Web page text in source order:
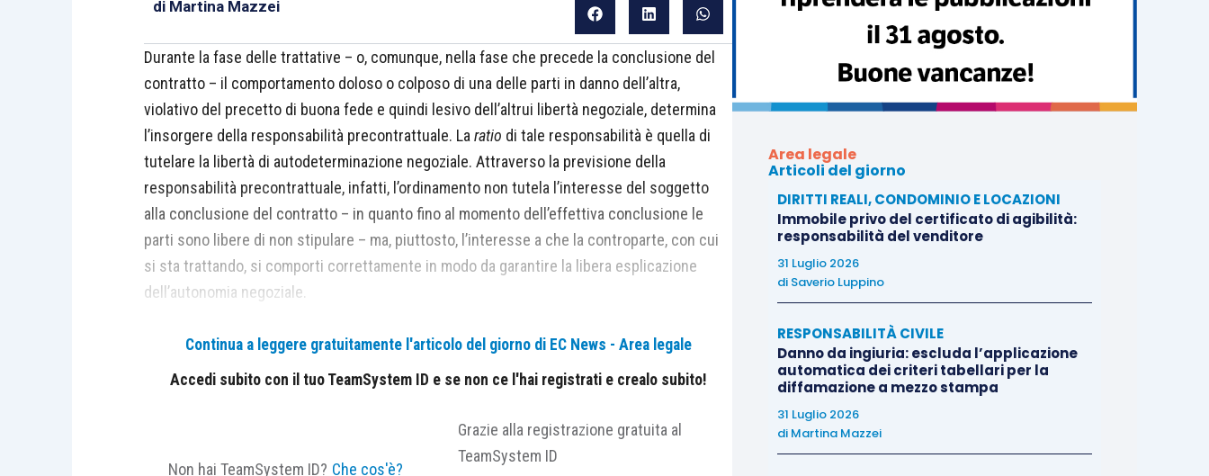
di Martina Mazzei
Durante la fase delle trattative – o, comunque, nella fase che precede la conclusione del
contratto – il comportamento doloso o colposo di una delle parti in danno dell’altra,
violativo del precetto di buona fede e quindi lesivo dell’altrui libertà negoziale, determina
l’insorgere della responsabilità precontrattuale. La ratio di tale responsabilità è quella di
tutelare la libertà di autodeterminazione negoziale. Attraverso la previsione della
responsabilità precontrattuale, infatti, l’ordinamento non tutela l’interesse del soggetto
alla conclusione del contratto – in quanto fino al momento dell’effettiva conclusione le
parti sono libere di non stipulare – ma, piuttosto, l’interesse a che la controparte, con cui
si sta trattando, si comporti correttamente in modo da garantire la libera esplicazione
dell’autonomia negoziale.
La giurisprudenza, affinché si configuri la responsabilità precontrattuale, richiede la
sussistenza di alcuni requisiti. (Cass. civ. 15 aprile 2016 n. 7545; Cass. civ. 29 marzo 2007
In primo luogo tra le parti devono essere in corso delle trattative e tali trattative devono
Continua a leggere gratuitamente l'articolo del giorno di EC News - Area legale
Accedi subito con il tuo TeamSystem ID e se non ce l'hai registrati e crealo subito!
Non hai TeamSystem ID? Che cos'è?
Grazie alla registrazione gratuita al
TeamSystem ID
Area legale
Articoli del giorno
DIRITTI REALI, CONDOMINIO E LOCAZIONI
Immobile privo del certificato di agibilità:
responsabilità del venditore
31 Luglio 2026
di Saverio Luppino
RESPONSABILITÀ CIVILE
Danno da ingiuria: escluda l’applicazione
automatica dei criteri tabellari per la
diffamazione a mezzo stampa
31 Luglio 2026
di Martina Mazzei